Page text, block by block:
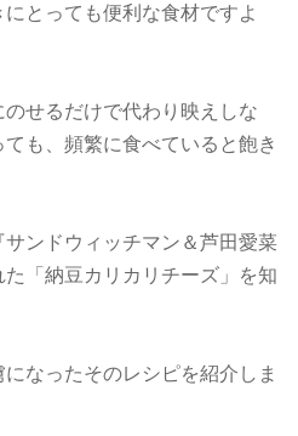
とっても便利な食材ですよ
せるだけで代わり映えしな
も、頻繁に食べていると飽き
ンドウィッチマン＆芦田愛菜
「納豆カリカリチーズ」を知
なったそのレシピを紹介しま